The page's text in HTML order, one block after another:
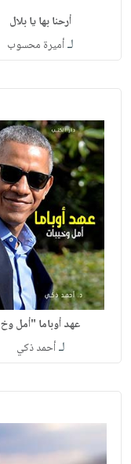
أرحنا بها يا بلال
لـأميرة محسوب
عهد أوباما "أمل وخ
لـأحمد ذكي